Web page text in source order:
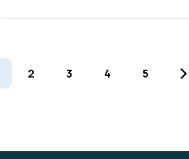
2 3 4 5